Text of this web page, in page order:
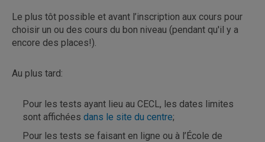
Le plus tôt possible et avant l’inscription aux cours pour
choisir un ou des cours du bon niveau (pendant qu'il y a
encore des places!).
Au plus tard:
Pour les tests ayant lieu au CECL, les dates limites
sont affichées dans le site du centre;
Pour les tests se faisant en ligne ou à l’École de